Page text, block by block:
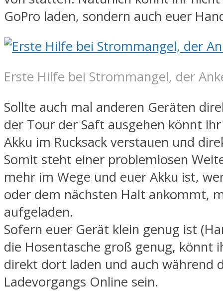
GoPro laden, sondern auch euer
Erste Hilfe bei Strommangel, der
Sollte auch mal anderen Geräten
der Tour der Saft ausgehen könnt
Akku im Rucksack verstauen und
Somit steht einer problemlosen
mehr im Wege und euer Akku ist,
oder dem nächsten Halt ankommt,
aufgeladen.
Sofern euer Gerät klein genug ist
die Hosentasche groß genug, könnt
direkt dort laden und auch während
Ladevorgangs Online sein.